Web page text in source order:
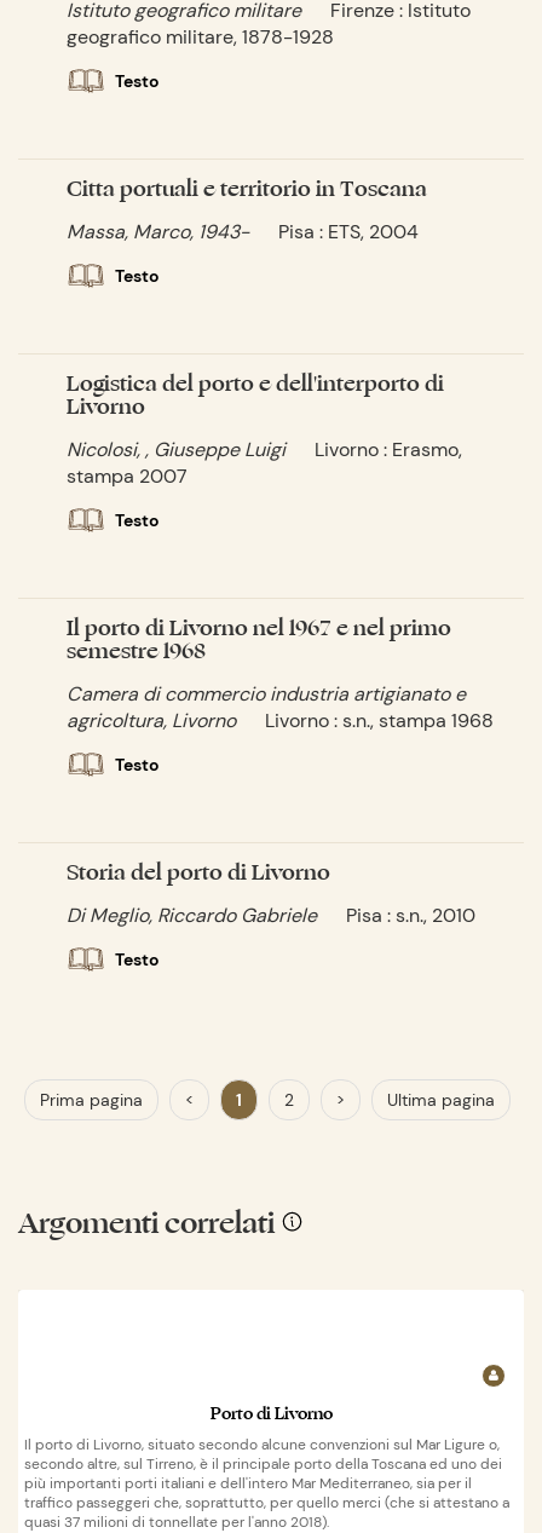
Istituto geografico militare
Firenze : Istituto
geografico militare, 1878-1928
Testo
Città portuali e territorio in Toscana
Massa, Marco, 1943- Pisa : ETS, 2004
Testo
Logistica del porto e dell'interporto di
Livorno
Nicolosi, , Giuseppe Luigi
Livorno : Erasmo,
stampa 2007
Testo
Il porto di Livorno nel 1967 e nel primo
semestre 1968
Camera di commercio industria artigianato e
agricoltura, Livorno
Livorno : s.n., stampa 1968
Testo
Storia del porto di Livorno
Di Meglio, Riccardo Gabriele Pisa : s.n., 2010
Testo
Prima pagina < 1 2 > Ultima pagina
Argomenti correlati
Porto di Livorno
Il porto di Livorno, situato secondo alcune convenzioni sul Mar Ligure o,
secondo altre, sul Tirreno, è il principale porto della Toscana ed uno dei
più importanti porti italiani e dell'intero Mar Mediterraneo, sia per il
traffico passeggeri che, soprattutto, per quello merci (che si attestano a
quasi 37 milioni di tonnellate per l'anno 2018).